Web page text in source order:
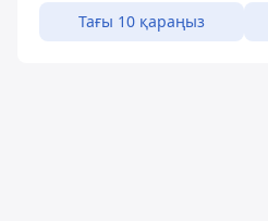
Тағы 10 қараңыз